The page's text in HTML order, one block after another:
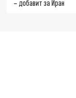
– добавит за Иран